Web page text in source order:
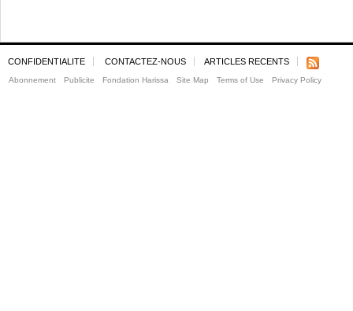
CONFIDENTIALITE CONTACTEZ-NOUS ARTICLES RECENTS
Abonnement Publicite Fondation Harissa Site Map Terms of Use Privacy Policy